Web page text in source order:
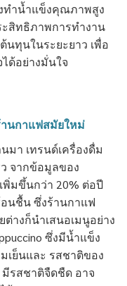
ทำน้ำแข็งคุณภาพสูง
สิทธิภาพการทำงาน
ทุนในระยะยาว เพื่อ
ด้อย่างมั่นใจ
นกาแฟสมัยใหม่
มา เทรนด์เครื่องดื่ม
ว จากข้อมูลของ
พิ่มขึ้นกว่า 20% ต่อปี
นชื้น ซึ่งร้านกาแฟ
ต่างก็นำเสนอเมนูอย่าง
ซึ่งมีน้ำแข็ง
เย็นและ รสชาติของ
มีรสชาติจืดชืด อาจ